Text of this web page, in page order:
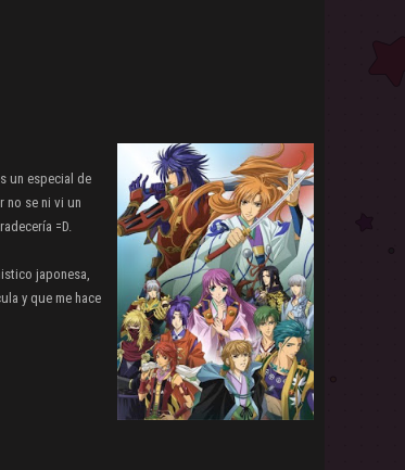
un especial de
no se ni vi un
=D.
japonesa,
y que me hace